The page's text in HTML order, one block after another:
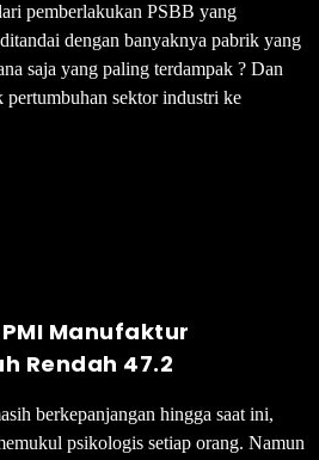
pemberlakukan PSBB yang
dengan banyaknya pabrik yang
saja yang paling terdampak ? Dan
pertumbuhan sektor industri ke
Manufaktur
Rendah 47.2
berkepanjangan hingga saat ini,
psikologis setiap orang. Namun